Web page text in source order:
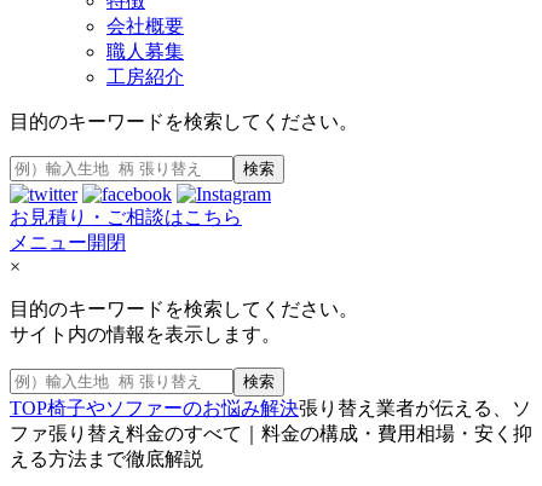
会社概要
職人募集
工房紹介
目的のキーワードを検索してください。
検索
お見積り・ご相談はこちら
メニュー開閉
×
目的のキーワードを検索してください。
サイト内の情報を表示します。
検索
TOP椅子やソファーのお悩み解決張り替え業者が伝える、ソ
ファ張り替え料金のすべて｜料金の構成・費用相場・安く抑
える方法まで徹底解説